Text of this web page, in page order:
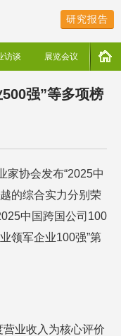
研究报告
访谈 展览会议
强”等多项榜
家协会发布“2025中
的综合实力分别荣
中国跨国公司100
领军企业100强”第
营业收入为核心评价